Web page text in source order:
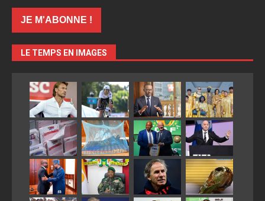
LE TEMPS EN IMAGES